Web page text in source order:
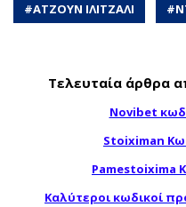
#ΑΤΖΟΥΝ ΙΛΙΤΖΑΛΙ #
Τελευταία άρθρα
Novibet
Stoiximan
Pamestoixima
Καλύτεροι κωδικοί